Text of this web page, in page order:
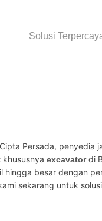
Solusi
Persada, penyedia
khususnya excavator di
hingga besar dengan
sekarang untuk